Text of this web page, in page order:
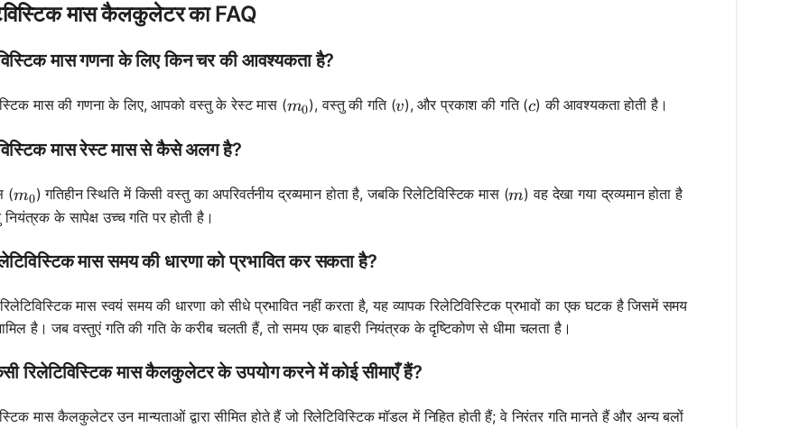
मास कैलकुलेटर का FAQ
मास गणना के लिए किन चर की आवश्यकता है?
मास की गणना के लिए, आपको वस्तु के रेस्ट मास (m_0
m0), वस्तु की गति (v
v), और प्रकाश की गति (c
c) की आवश्यकता होती है।
मास रेस्ट मास से कैसे अलग है?
(m_0
m0) गतिहीन स्थिति में किसी वस्तु का अपरिवर्तनीय द्रव्यमान होता है, जबकि रिलेटिविस्टिक मास (m
m) वह देखा गया द्रव्यमान होता है
के सापेक्ष उच्च गति पर होती है।
मास समय की धारणा को प्रभावित कर सकता है?
मास स्वयं समय की धारणा को सीधे प्रभावित नहीं करता है, यह व्यापक रिलेटिविस्टिक प्रभावों का एक घटक है जिसमें समय
है। जब वस्तुएं गति की गति के करीब चलती हैं, तो समय एक बाहरी नियंत्रक के दृष्टिकोण से धीमा चलता है।
रिलेटिविस्टिक मास कैलकुलेटर के उपयोग करने में कोई सीमाएँ हैं?
मास कैलकुलेटर उन मान्यताओं द्वारा सीमित होते हैं जो रिलेटिविस्टिक मॉडल में निहित होती हैं; वे निरंतर गति मानते हैं और अन्य बलों